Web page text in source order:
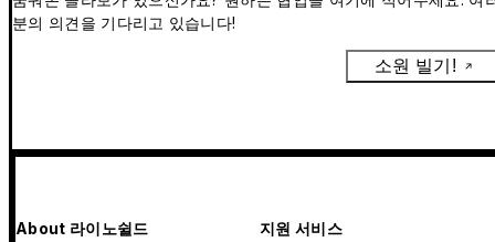
분의 의견을 기다리고 있습니다!
소원 빌기!
About 라이노쉴드 지원 서비스